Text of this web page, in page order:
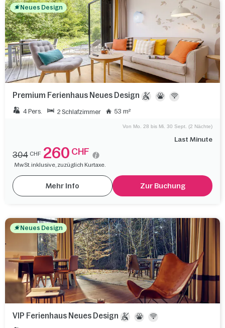
Neues Design
Premium Ferienhaus Neues Design
4 Pers. 2 Schlafzimmer 53 m²
Last Minute
Von Mo. 28 bis Mi. 30 Sept. (2 Nächte)
304 CHF 260 CHF
MwSt. inklusive, zuzüglich Kurtaxe.
Mehr Info Zur Buchung
Neues Design
VIP Ferienhaus Neues Design